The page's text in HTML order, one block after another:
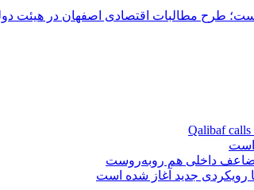
طرح مطالبات اقتصادی اصفهان در هیئت
Qalibaf
مضاعف داخلی هم روبه‌روست
رویکردی جدید آغاز شده است